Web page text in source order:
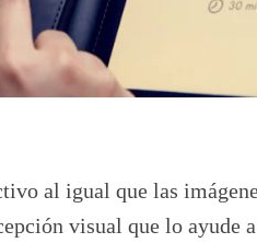
al igual que las
visual que lo ayude